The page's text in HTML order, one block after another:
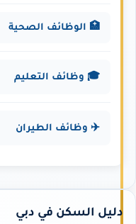
🏥 الوظائف الصحية
🎓 وظائف التعليم
✈️ وظائف الطيران
دليل السكن في دبي